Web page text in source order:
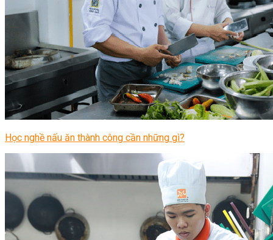
Học nghề nấu ăn thành công cần những gì?